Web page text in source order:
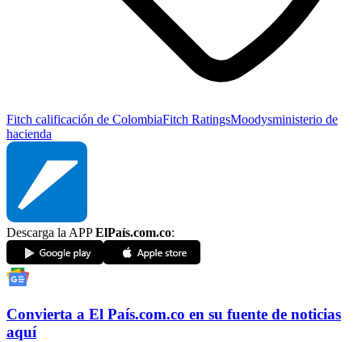
Fitch calificación de ColombiaFitch RatingsMoodysministerio de
hacienda
Descarga la APPElPaís.com.co:
Convierta a El País.com.co en su fuente de noticias
aquí